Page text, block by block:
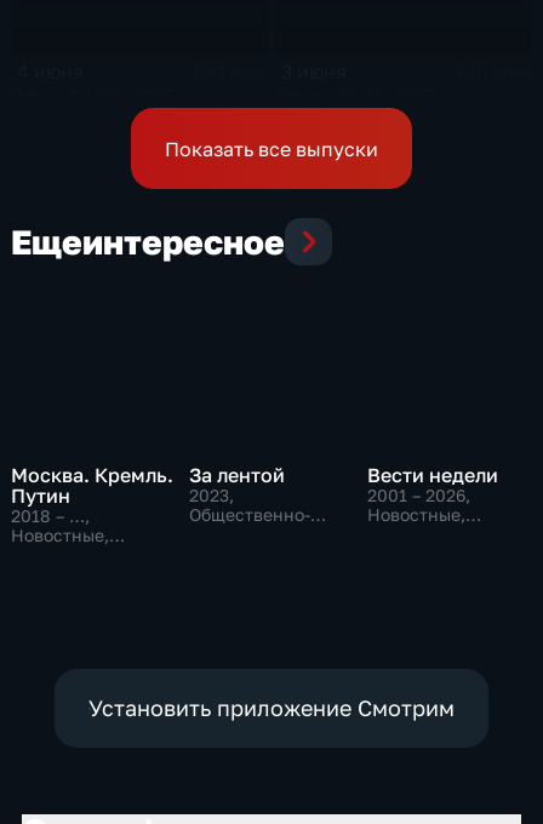
Показать все выпуски
Ещеинтересное
Москва. Кремль.
Путин
2018 – …,
Новостные,
За лентой
2023,
Общественно-
Вести недели
2001 – 2026,
Новостные,
Установить приложение Смотрим